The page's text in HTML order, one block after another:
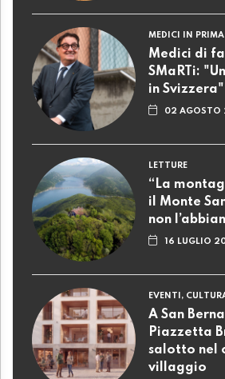
MEDICI IN
Medici di
SMaRTi:
in Svizzera"
02 AGOSTO
LETTURE
“La
il Monte
non
16 LUGLIO
EVENTI,
A San
Piazzetta
salotto nel
villaggio